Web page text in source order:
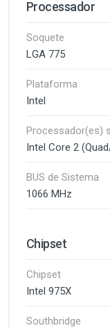
Processador
Soquete
LGA 775
Plataforma
Intel
Processador(es)
Intel Core 2
BUS de Sistema
1066 MHz
Chipset
Chipset
Intel 975X
Southbridge